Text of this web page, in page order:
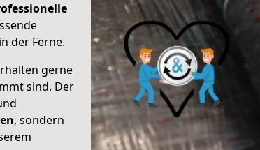
der Ferne.
gerne
sind. Der
, sondern